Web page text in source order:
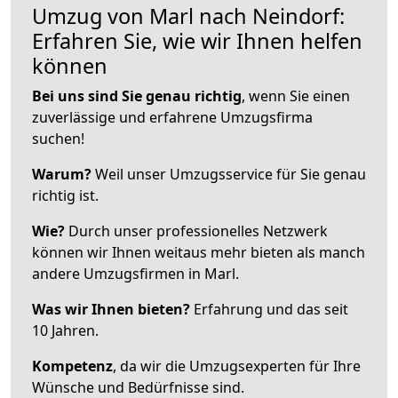
Umzug von Marl nach Neindorf:
Erfahren Sie, wie wir Ihnen helfen
können
Bei uns sind Sie genau richtig, wenn Sie einen
zuverlässige und erfahrene Umzugsfirma
suchen!
Warum?Weil unser Umzugsservice für Sie genau
richtig ist.
Wie? Durch unser professionelles Netzwerk
können wir Ihnen weitaus mehr bieten als manch
andere Umzugsfirmen in Marl.
Was wir Ihnen bieten? Erfahrung und das seit
10 Jahren.
Kompetenz, da wir die Umzugsexperten für Ihre
Wünsche und Bedürfnisse sind.